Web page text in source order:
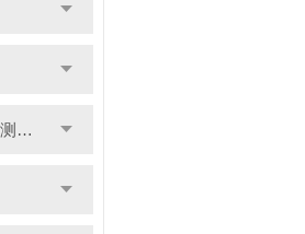
水内冷发电机绝缘电阻测试仪